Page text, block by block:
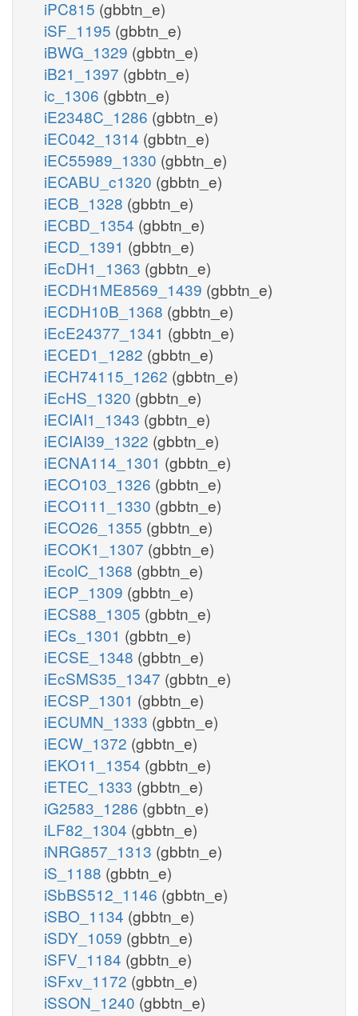
iPC815 (gbbtn_e)
iSF_1195 (gbbtn_e)
iBWG_1329 (gbbtn_e)
iB21_1397 (gbbtn_e)
ic_1306 (gbbtn_e)
iE2348C_1286 (gbbtn_e)
iEC042_1314 (gbbtn_e)
iEC55989_1330 (gbbtn_e)
iECABU_c1320 (gbbtn_e)
iECB_1328 (gbbtn_e)
iECBD_1354 (gbbtn_e)
iECD_1391 (gbbtn_e)
iEcDH1_1363 (gbbtn_e)
iECDH1ME8569_1439 (gbbtn_e)
iECDH10B_1368 (gbbtn_e)
iEcE24377_1341 (gbbtn_e)
iECED1_1282 (gbbtn_e)
iECH74115_1262 (gbbtn_e)
iEcHS_1320 (gbbtn_e)
iECIAI1_1343 (gbbtn_e)
iECIAI39_1322 (gbbtn_e)
iECNA114_1301 (gbbtn_e)
iECO103_1326 (gbbtn_e)
iECO111_1330 (gbbtn_e)
iECO26_1355 (gbbtn_e)
iECOK1_1307 (gbbtn_e)
iEcolC_1368 (gbbtn_e)
iECP_1309 (gbbtn_e)
iECS88_1305 (gbbtn_e)
iECs_1301 (gbbtn_e)
iECSE_1348 (gbbtn_e)
iEcSMS35_1347 (gbbtn_e)
iECSP_1301 (gbbtn_e)
iECUMN_1333 (gbbtn_e)
iECW_1372 (gbbtn_e)
iEKO11_1354 (gbbtn_e)
iETEC_1333 (gbbtn_e)
iG2583_1286 (gbbtn_e)
iLF82_1304 (gbbtn_e)
iNRG857_1313 (gbbtn_e)
iS_1188 (gbbtn_e)
iSbBS512_1146 (gbbtn_e)
iSBO_1134 (gbbtn_e)
iSDY_1059 (gbbtn_e)
iSFV_1184 (gbbtn_e)
iSFxv_1172 (gbbtn_e)
iSSON_1240 (gbbtn_e)